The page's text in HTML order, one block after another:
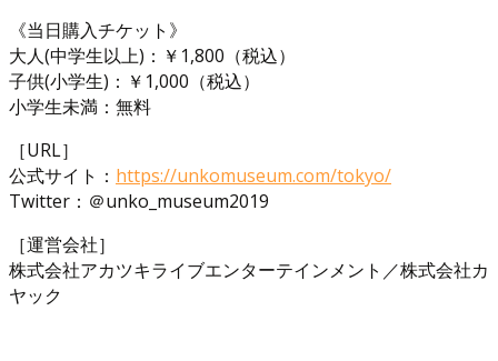
《当日購入チケット》
大人(中学生以上)：￥1,800（税込）
子供(小学生)：￥1,000（税込）
小学生未満：無料
［URL］
公式サイト： https://unkomuseum.com/tokyo/
Twitter：＠unko_museum2019
［運営会社］
株式会社アカツキライブエンターテインメント／株式会社カ
ヤック